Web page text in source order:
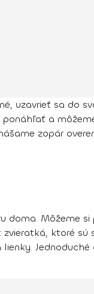
uzavrieť sa do
a
zopár
doma. Môžeme
ktoré sú
Jednoduché